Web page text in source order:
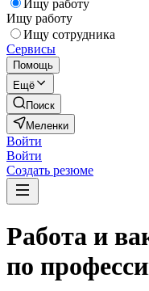
Ищу работу
Ищу работу
Ищу сотрудника
Сервисы
Помощь
Ещё
Поиск
Меленки
Войти
Войти
Создать резюме
Работа и
по